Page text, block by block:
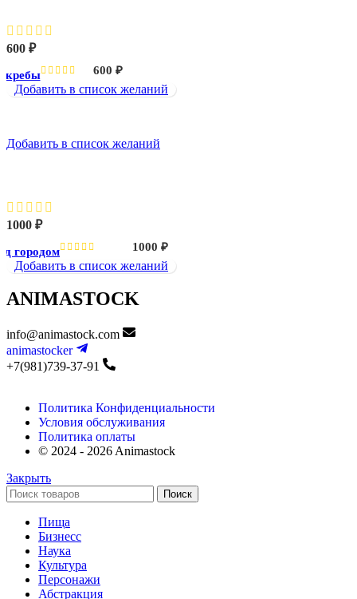
600 ₽
600 ₽
Добавить в список желаний
Добавить в список желаний
1000 ₽
городом 1000 ₽
Добавить в список желаний
ANIMASTOCK
info@animastock.com
animastocker
+7(981)739-37-91
Политика Конфиденциальности
Условия обслуживания
Политика оплаты
© 2024 - 2026 Animastock
Закрыть
Поиск
Пища
Бизнесс
Наука
Культура
Персонажи
Абстракция